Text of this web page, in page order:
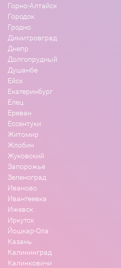
Горно-Алтайск
Городок
Гродно
Димитровград
Днепр
Долгопрудный
Душанбе
Ейск
Екатеринбург
Елец
Ереван
Ессентуки
Житомир
Жлобин
Жуковский
Запорожье
Зеленоград
Иваново
Ивантеевка
Ижевск
Иркутск
Йошкар-Ола
Казань
Калининград
Калинковичи